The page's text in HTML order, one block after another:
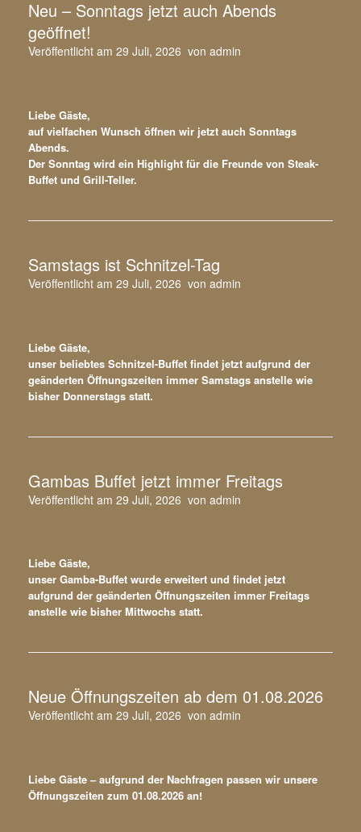
Neu – Sonntags jetzt auch Abends
geöffnet!
Veröffentlicht am 29 Juli, 2026 von admin
Liebe Gäste,
auf vielfachen Wunsch öffnen wir jetzt auch Sonntags
Abends.
Der Sonntag wird ein Highlight für die Freunde von Steak-
Buffet und Grill-Teller.
Samstags ist Schnitzel-Tag
Veröffentlicht am 29 Juli, 2026 von admin
Liebe Gäste,
unser beliebtes Schnitzel-Buffet findet jetzt aufgrund der
geänderten Öffnungszeiten immer Samstags anstelle wie
bisher Donnerstags statt.
Gambas Buffet jetzt immer Freitags
Veröffentlicht am 29 Juli, 2026 von admin
Liebe Gäste,
unser Gamba-Buffet wurde erweitert und findet jetzt
aufgrund der geänderten Öffnungszeiten immer Freitags
anstelle wie bisher Mittwochs statt.
Neue Öffnungszeiten ab dem 01.08.2026
Veröffentlicht am 29 Juli, 2026 von admin
Liebe Gäste – aufgrund der Nachfragen passen wir unsere
Öffnungszeiten zum 01.08.2026 an!